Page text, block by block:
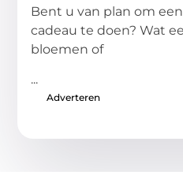
Bent u van plan om
cadeau te doen? Wat
bloemen of
...
Adverteren